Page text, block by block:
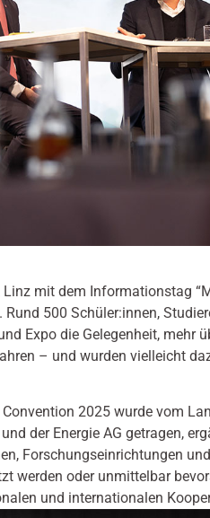
mit dem Informationstag
500 Schüler:innen,
Expo die Gelegenheit, mehr
– und wurden vielleicht
Convention 2025 wurde vom
der Energie AG getragen,
Forschungseinrichtungen
werden oder unmittelbar
und internationalen